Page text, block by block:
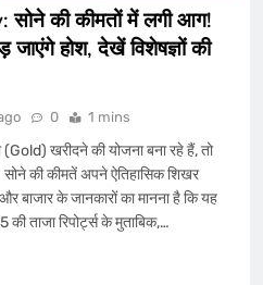
का नया निशाना! ‘Dhurandhar’
‘Propaganda’, लोग बोले- “देशद्रोही या
Kapoor की Alia से पहले कोई बेटी
तस्वीरों ने क्यों बढ़ाया कन्फ्यूजन
की कीमतों में लगी आग!
होश, देखें विशेषज्ञों की
0 1 mins
खरीदने की योजना बना रहे हैं, तो
की कीमतें अपने ऐतिहासिक शिखर
के जानकारों का मानना है कि यह
ताजा रिपोर्ट्स के मुताबिक,…